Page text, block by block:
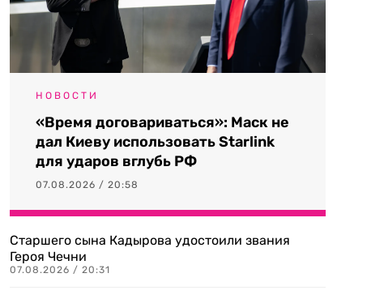
НОВОСТИ
«Время договариваться»: Маск не
дал Киеву использовать Starlink
для ударов вглубь РФ
07.08.2026 / 20:58
Старшего сына Кадырова удостоили звания
Героя Чечни
07.08.2026 / 20:31